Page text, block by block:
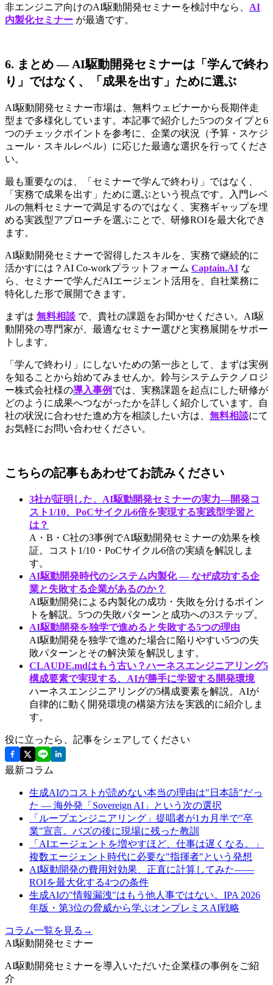
非エンジニア向けのAI駆動開発セミナーを検討中なら、 AI
内製化セミナー が最適です。
6. まとめ — AI駆動開発セミナーは「学んで終わ
り」ではなく、「成果を出す」ために選ぶ
AI駆動開発セミナー市場は、無料ウェビナーから長期伴走
型まで多様化しています。本記事で紹介した5つのタイプと6
つのチェックポイントを参考に、企業の状況（予算・スケジ
ュール・スキルレベル）に応じた最適な選択を行ってくださ
い。
最も重要なのは、「セミナーで学んで終わり」ではなく、
「実務で成果を出す」ために選ぶという視点です。入門レベ
ルの無料セミナーで満足するのではなく、実務ギャップを埋
める実践型アプローチを選ぶことで、研修ROIを最大化でき
ます。
AI駆動開発セミナーで習得したスキルを、実務で継続的に
活かすには？AI Co-workプラットフォーム Captain.AI な
ら、セミナーで学んだAIエージェント活用を、自社業務に
特化した形で展開できます。
まずは 無料相談 で、貴社の課題をお聞かせください。AI駆
動開発の専門家が、最適なセミナー選びと実務展開をサポー
トします。
「学んで終わり」にしないための第一歩として、まずは実例
を知ることから始めてみませんか。鈴与システムテクノロジ
ー株式会社様の導入事例 では、実務課題を起点にした研修が
どのように成果へつながったかを詳しく紹介しています。自
社の状況に合わせた進め方を相談したい方は、 無料相談にて
お気軽にお問い合わせください。
こちらの記事もあわせてお読みください
3社が証明した、AI駆動開発セミナーの実力—開発コ
スト1/10、PoCサイクル6倍を実現する実践型学習と
は？
A・B・C社の3事例でAI駆動開発セミナーの効果を検
証。コスト1/10・PoCサイクル6倍の実績を解説しま
す。
AI駆動開発時代のシステム内製化 — なぜ成功する企
業と失敗する企業があるのか？
AI駆動開発による内製化の成功・失敗を分けるポイン
トを解説。5つの失敗パターンと成功への3ステップ。
AI駆動開発を独学で進めると失敗する5つの理由
AI駆動開発を独学で進めた場合に陥りやすい5つの失
敗パターンとその解決策を解説します。
CLAUDE.mdはもう古い？ハーネスエンジニアリング5
構成要素で実現する、AIが勝手に学習する開発環境
ハーネスエンジニアリングの5構成要素を解説。AIが
自律的に動く開発環境の構築方法を実践的に紹介しま
す。
役に立ったら、記事をシェアしてください
最新コラム
生成AIのコストが読めない本当の理由は"日本語"だっ
た ― 海外発「Sovereign AI」という次の選択
「ループエンジニアリング」提唱者が1カ月半で"卒
業"宣言。バズの後に現場に残った教訓
「AIエージェントを増やすほど、仕事は遅くなる。」
複数エージェント時代に必要な"指揮者"という発想
AI駆動開発の費用対効果、正直に計算してみた——
ROIを最大化する4つの条件
生成AIの"情報漏洩"はもう他人事ではない。IPA 2026
年版・第3位の脅威から学ぶオンプレミスAI戦略
コラム一覧を見る →
AI駆動開発セミナー
AI駆動開発セミナーを導入いただいた企業様の事例をご紹
介